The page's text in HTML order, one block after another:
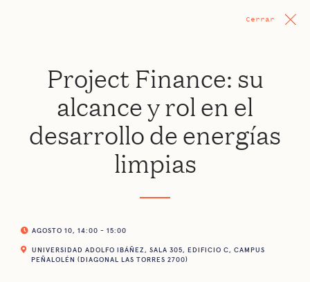
Cerrar
Project Finance: su
alcance y rol en el
desarrollo de energías
limpias
AGOSTO 10, 14:00 - 15:00
UNIVERSIDAD ADOLFO IBÁÑEZ, SALA 305, EDIFICIO C, CAMPUS
PEÑALOLÉN (DIAGONAL LAS TORRES 2700)